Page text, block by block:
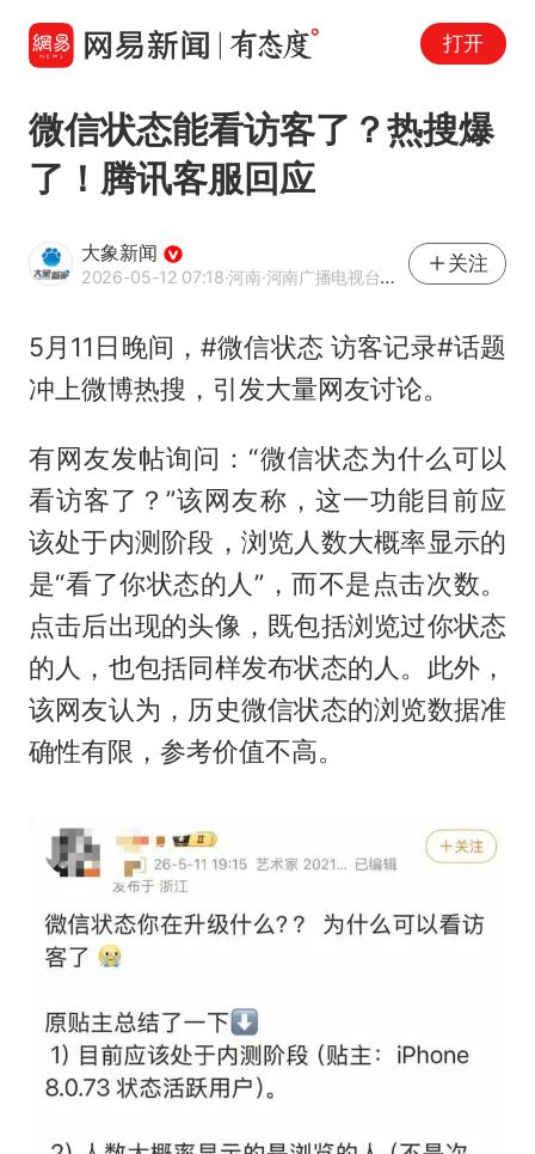
打开
微信状态能看访客了？热搜爆
了！腾讯客服回应
大象新闻
2026-05-12 07:18·河南·河南广播电视台官方网易号
关注
5月11日晚间，#微信状态 访客记录#话题
冲上微博热搜，引发大量网友讨论。
有网友发帖询问：“微信状态为什么可以
看访客了？”该网友称，这一功能目前应
该处于内测阶段，浏览人数大概率显示的
是“看了你状态的人”，而不是点击次数。
点击后出现的头像，既包括浏览过你状态
的人，也包括同样发布状态的人。此外，
该网友认为，历史微信状态的浏览数据准
确性有限，参考价值不高。